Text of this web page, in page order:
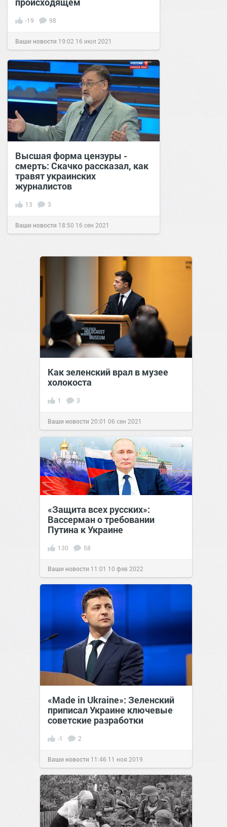
-19 98
Ваши новости 19:02 16 июл 2021
Высшая форма цензуры -
смерть: Скачко рассказал, как
травят украинских
журналистов
13 3
Ваши новости 18:50 16 сен 2021
Как зеленский врал в музее
холокоста
1 3
Ваши новости 20:01 06 сен 2021
«Защита всех русских»:
Вассерман о требовании
Путина к Украине
130 58
Ваши новости 11:01 10 фев 2022
«Made in Ukraine»: Зеленский
приписал Украине ключевые
советские разработки
-1 2
Ваши новости 11:46 11 ноя 2019